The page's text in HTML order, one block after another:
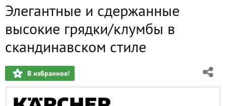
Элегантные и сдержанные
высокие грядки/клумбы в
скандинавском стиле
В избранное!